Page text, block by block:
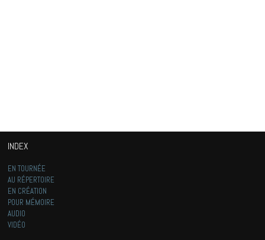
INDEX
EN TOURNÉE
AU RÉPERTOIRE
EN CRÉATION
POUR MÉMOIRE
AUDIO
VIDÉO